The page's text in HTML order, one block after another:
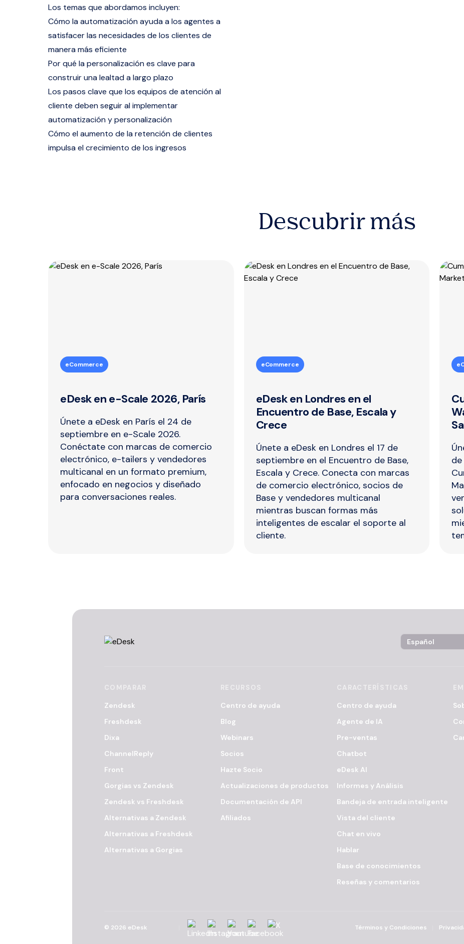
Los temas que abordamos incluyen:
Cómo la automatizaciónayuda a los agentes a
satisfacer las necesidades de los clientes de
manera más eficiente
Por qué la personalización es clave para
construir una lealtad a largo plazo
Los pasos clave que los equipos de atención al
cliente deben seguir al implementar
automatización y personalización
Cómo el aumento de la retención de clientes
impulsa el crecimiento de los ingresos
Descubrir más
eCommerce
eDesk en e-Scale 2026, París
Únete a eDesk en París el 24 de
septiembre en e-Scale 2026.
Conéctate con marcas de comercio
electrónico, e-tailers y vendedores
multicanal en un formato premium,
enfocado en negocios y diseñado
para conversaciones reales.
eCommerce
eDesk en Londres en el
Encuentro de Base, Escala y
Crece
Únete a eDesk en Londres el 17 de
septiembre en el Encuentro de Base,
Escala y Crece. Conecta con marcas
de comercio electrónico, socios de
Base y vendedores multicanal
mientras buscan formas más
inteligentes de escalar el soporte al
cliente.
Language Selector
COMPARAR
Zendesk
Freshdesk
Dixa
ChannelReply
Front
Gorgias vs Zendesk
Zendesk vs Freshdesk
Alternativas a Zendesk
Alternativas a Freshdesk
Alternativas a Gorgias
RECURSOS
Centro de ayuda
Blog
Webinars
Socios
Hazte Socio
Actualizaciones de productos
Documentación de API
Afiliados
CARACTERÍSTICAS
Centro de ayuda
Agente de IA
Pre-ventas
Chatbot
eDesk AI
Informes y Análisis
Bandeja de entrada inteligente
Vista del cliente
Chat en vivo
Hablar
Base de conocimientos
Reseñas y comentarios
© 2026 eDesk LinkedinInstagramYouTubeFacebook
X Términos y Condiciones